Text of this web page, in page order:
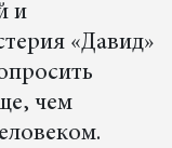
и
«Давид»
чем